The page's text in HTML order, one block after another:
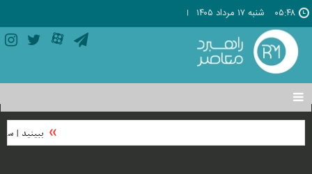
۰۵:۴۸ شنبه ۱۷ مرداد ۱۴۰۵
تغییر
وضعیت
منوی
ها
ببینید |